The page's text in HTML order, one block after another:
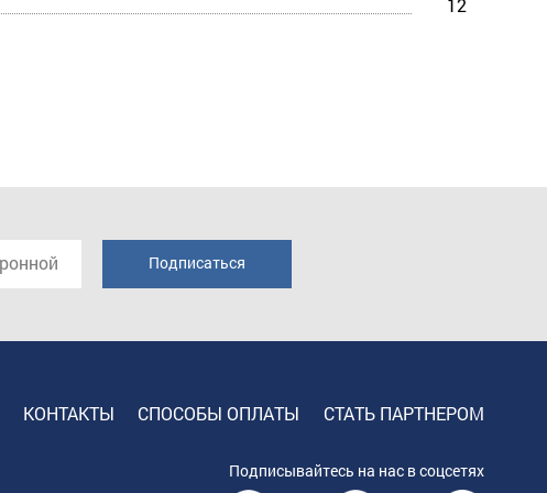
12
КОНТАКТЫ СПОСОБЫ ОПЛАТЫ СТАТЬ ПАРТНЕРОМ
Подписывайтесь на нас в соцсетях